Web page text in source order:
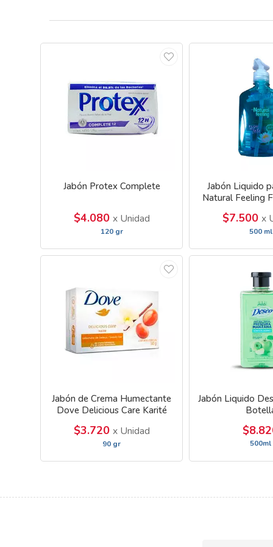
Jabón Protex Complete
$4.080 x Unidad
120 gr
Jabón Liquido
Natural Feeling
$7.500x
500 ml
Jabón de Crema Humectante
Dove Delicious Care Karité
$3.720 x Unidad
90 gr
Jabón Liquido
500ml